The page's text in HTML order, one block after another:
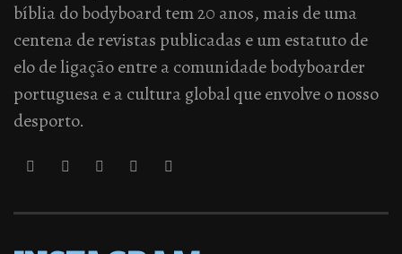
bíblia do bodyboard tem 20 anos, mais de uma
centena de revistas publicadas e um estatuto de
elo de ligação entre a comunidade bodyboarder
portuguesa e a cultura global que envolve o nosso
desporto.